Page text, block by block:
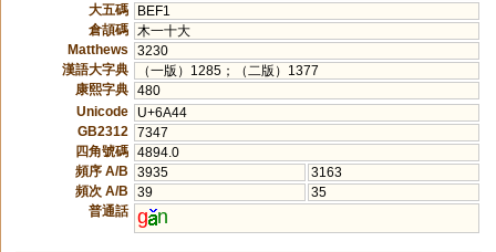
大五碼
BEF1
倉頡碼
木一十大
Matthews
3230
漢語大字典
（一版）1285；（二版）1377
康熙字典 480
Unicode
U+6A44
GB2312
7347
四角號碼 4894.0
頻序 A/B
3935
3163
頻次 A/B
39
35
普通話 g n